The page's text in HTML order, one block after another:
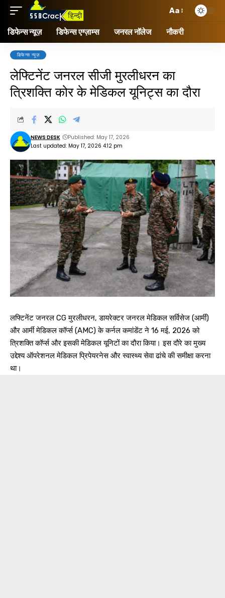
Aa
डिफेन्स न्यूज़ डिफेन्स एग्ज़ाम्स जनरल नॉलेज नौकरी
डिफेन्स न्यूज़
लेफ्टिनेंट जनरल सीजी मुरलीधरन का
त्रिशक्ति कोर के मेडिकल यूनिट्स का दौरा
Last updated: May 17, 2026 4:12 pm
NEWS DESK Published: May 17, 2026
लफ्टिनेंट जनरल CG मुरलीधरन, डायरेक्टर जनरल मेडिकल सर्विसेज (आर्मी)
और आर्मी मेडिकल कॉर्प्स (AMC) के कर्नल कमांडेंट ने 16 मई, 2026 को
त्रिशक्ति कॉर्प्स और इसकी मेडिकल यूनिटों का दौरा किया। इस दौरे का मुख्य
उद्देश्य ऑपरेशनल मेडिकल प्रिपेयरनेस और स्वास्थ्य सेवा ढांचे की समीक्षा करना
था।